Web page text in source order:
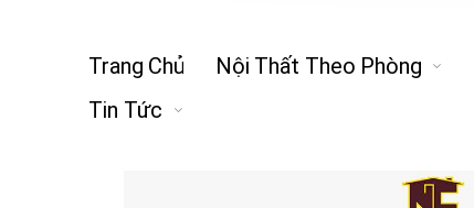
Trang Chủ Nội Thất Theo Phòng
Tin Tức